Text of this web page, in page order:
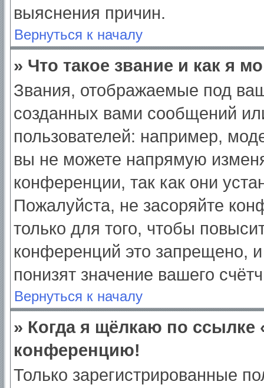
выяснения причин.
Вернуться к началу
» Что такое звание и как я
Звания, отображаемые под
созданных вами сообщений
пользователей: например,
вы не можете напрямую
конференции, так как они
Пожалуйста, не засоряйте
только для того, чтобы
конференций это запрещено,
понизят значение вашего
Вернуться к началу
» Когда я щёлкаю по ссылке
конференцию!
Только зарегистрированные